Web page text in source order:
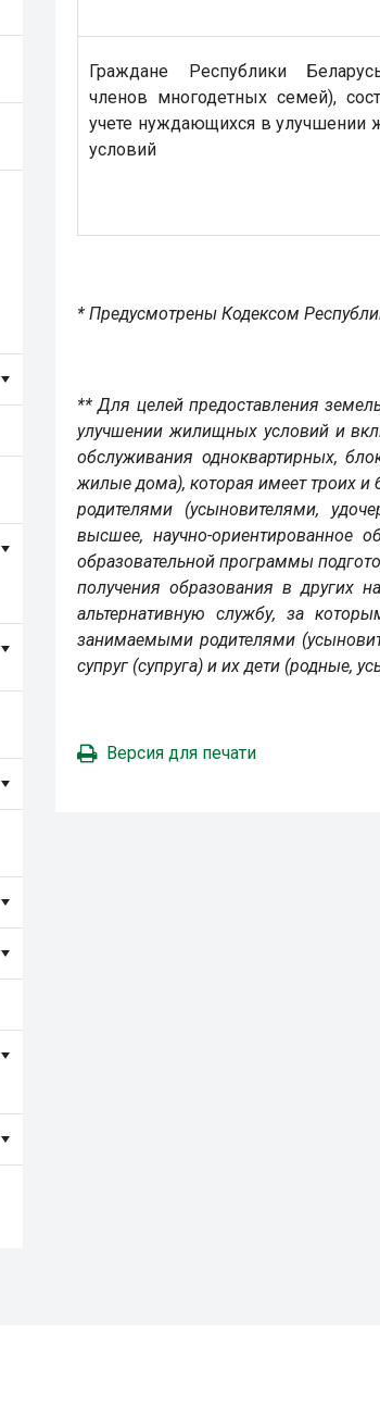
Граждане Республики
членов многодетных семей),
учете нуждающихся в улучшении
условий
* Предусмотрены Кодексом
** Для целей предоставления
улучшении жилищных условий и
обслуживания одноквартирных,
жилые дома), которая имеет троих и
родителями (усыновителями,
высшее, научно-ориентированное
образовательной программы
получения образования в других
альтернативную службу, за
занимаемыми родителями
супруг (супруга) и их дети (родные,
Версия для печати